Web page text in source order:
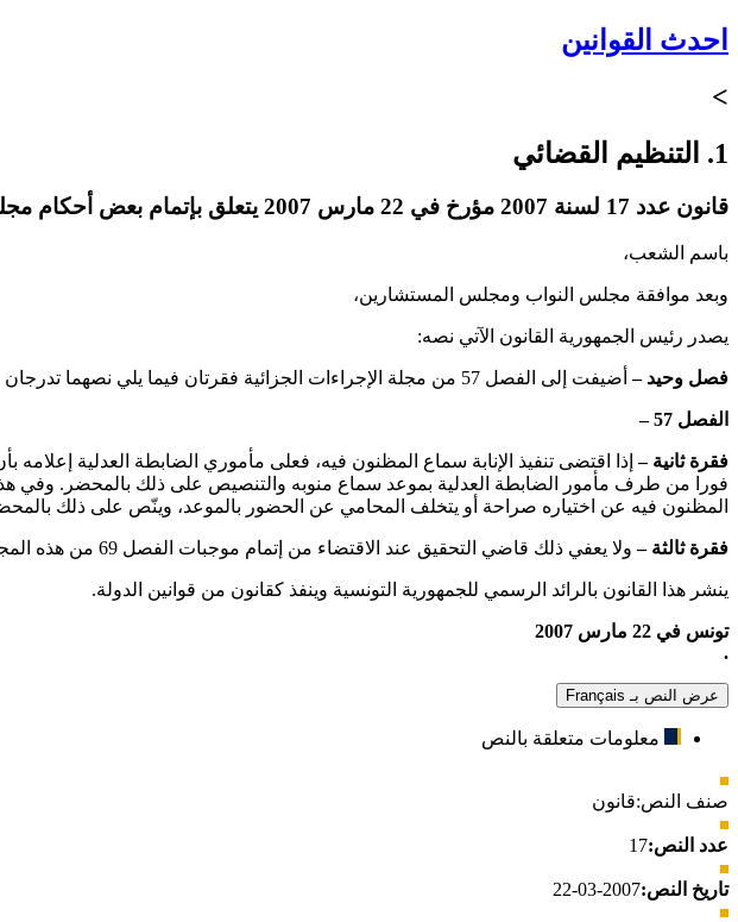
احدث القوانين
>
1. التنظيم القضائي
قانون عدد 17 لسنة 2007 مؤرخ في 22 مارس 2007 يتعلق بإتمام بعض أحكام مجلة الإجراءات الجزائية
باسم الشعب،
وبعد موافقة مجلس النواب ومجلس المستشارين،
يصدر رئيس الجمهورية القانون الآتي نصه:
فصل وحيد –أضيفت إلى الفصل 57 من مجلة الإجراءات الجزائية فقرتان فيما يلي نصهما تدرجان مباشرة بعد الفقرة الأولى.
الفصل 57 –
فقرة ثانية –إذا اقتضى تنفيذ الإنابة سماع المظنون فيه، فعلى مأموري الضابطة العدلية
فورا من طرف مأمور الضابطة العدلية بموعد سماع منوبه والتنصيص على ذلك بالمحضر. وفي
المظنون فيه عن اختياره صراحة أو يتخلف المحامي عن الحضور بالموعد، وينّص على ذلك
فقرة ثالثة –ولا يعفي ذلك قاضي التحقيق عند الاقتضاء من إتمام موجبات الفصل 69 من هذه المجلة إن لم يسبق له القيام بذلك.
ينشر هذا القانون بالرائد الرسمي للجمهورية التونسية وينفذ كقانون من قوانين الدولة.
تونس في 22 مارس 2007
.
عرض النص بـ Français
معلومات متعلقة بالنص
صنف النص:قانون
عدد النص:17
تاريخ النص:2007-03-22